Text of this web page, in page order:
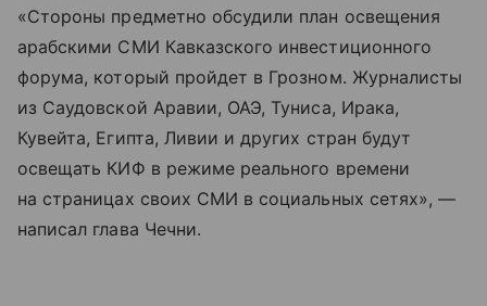
«Стороны предметно обсудили план освещения
арабскими СМИ Кавказского инвестиционного
форума, который пройдет в Грозном. Журналисты
из Саудовской Аравии, ОАЭ, Туниса, Ирака,
Кувейта, Египта, Ливии и других стран будут
освещать КИФ в режиме реального времени
на страницах своих СМИ в социальных сетях», —
написал глава Чечни.